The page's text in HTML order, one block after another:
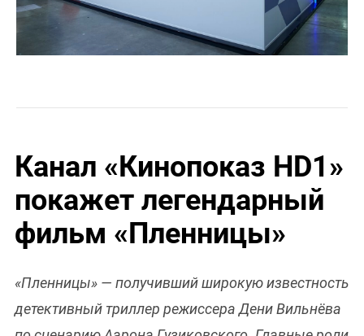
Канал «Кинопоказ HD1»
покажет легендарный
фильм «Пленницы»
«Пленницы» — получивший широкую известность
детективный триллер режиссера Дени Вильнёва